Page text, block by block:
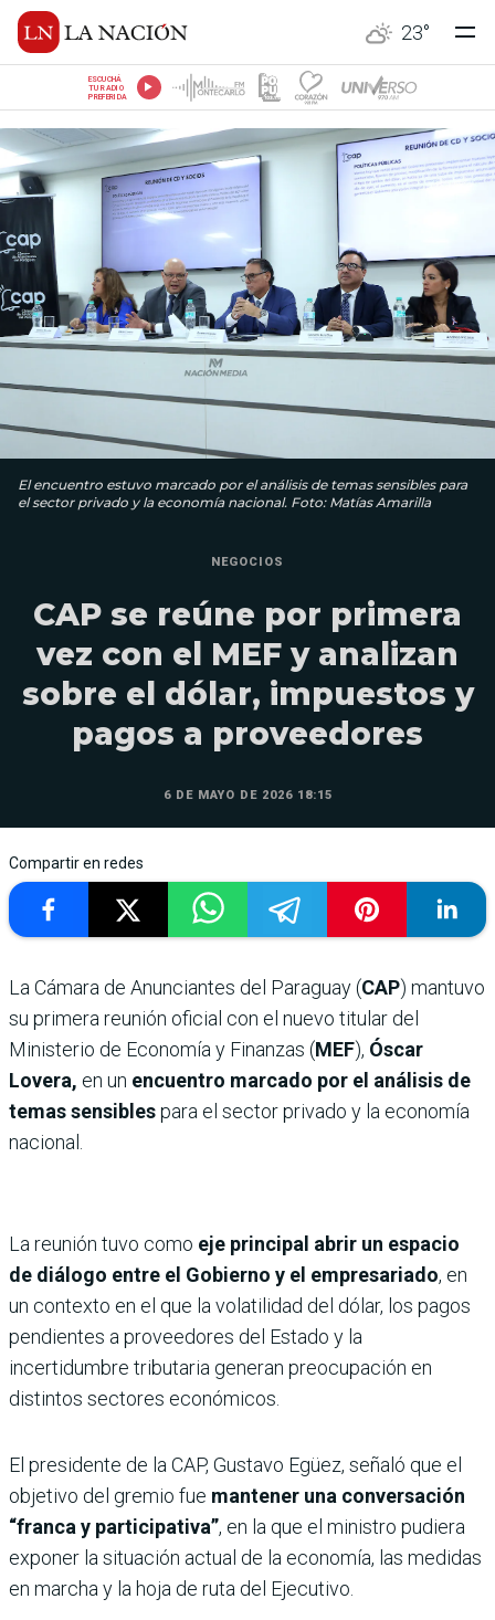
23°
ESCUCHÁ
TU RADIO
PREFERIDA
El encuentro estuvo marcado por el análisis de temas sensibles para
el sector privado y la economía nacional. Foto: Matías Amarilla
NEGOCIOS
CAP se reúne por primera
vez con el MEF y analizan
sobre el dólar, impuestos y
pagos a proveedores
6 DE MAYO DE 2026 18:15
Compartir en redes
La Cámara de Anunciantes del Paraguay (CAP) mantuvo
su primera reunión oficial con el nuevo titular del
Ministerio de Economía y Finanzas (MEF), Óscar
Lovera, en un encuentro marcado por el análisis de
temas sensiblespara el sector privado y la economía
nacional.
La reunión tuvo como eje principal abrir un espacio
de diálogo entre el Gobierno y el empresariado, en
un contexto en el que la volatilidad del dólar, los pagos
pendientes a proveedores del Estado y la
incertidumbre tributaria generan preocupación en
distintos sectores económicos.
El presidente de la CAP, Gustavo Egüez, señaló que el
objetivo del gremio fue mantener una conversación
“franca y participativa”, en la que el ministro pudiera
exponer la situación actual de la economía, las medidas
en marcha y la hoja de ruta del Ejecutivo.